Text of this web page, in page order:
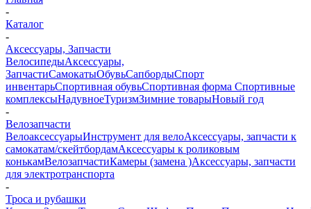
-
Каталог
-
Аксессуары, Запчасти
ВелосипедыАксессуары,
ЗапчастиСамокатыОбувьСапбордыСпорт
инвентарьСпортивная обувьСпортивная форма Спортивные
комплексыНадувноеТуризмЗимние товарыНовый год
-
Велозапчасти
ВелоаксессуарыИнструмент для велоАксессуары, запчасти к
самокатам/скейтбордамАксессуары к роликовым
конькамВелозапчастиКамеры (замена )Аксессуары, запчасти
для электротранспорта
-
Троса и рубашки